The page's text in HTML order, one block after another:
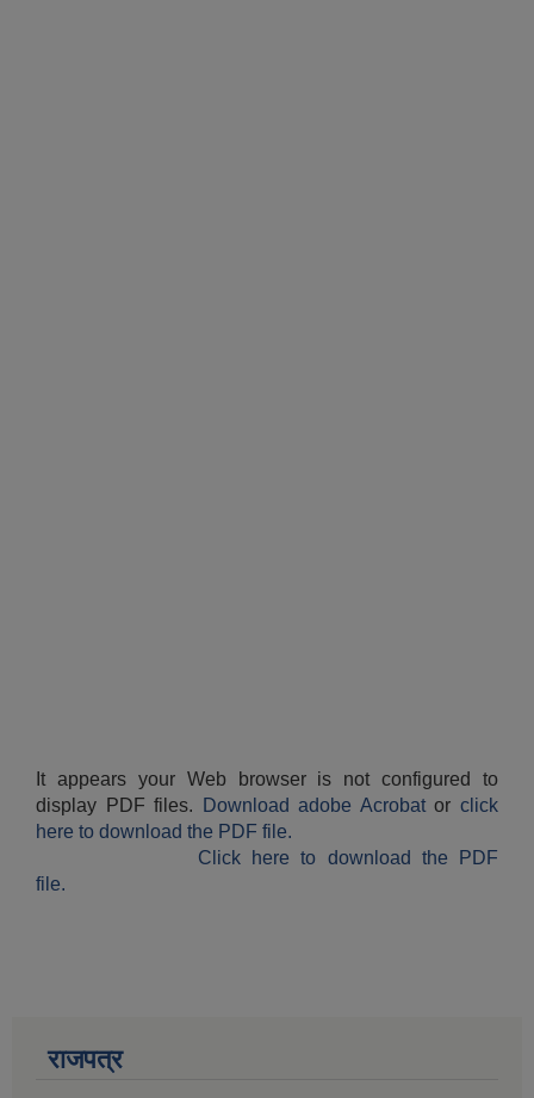
It appears your Web browser is not configured to
display PDF files.
Download adobe Acrobatorclick
here to download the PDF file.
Click here to download the PDF
file.
राजपत्र